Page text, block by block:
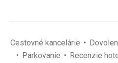
Cestovné kancelárie
Parkovanie
Recenzie